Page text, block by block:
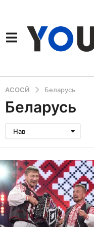
АСОСӢ Беларусь
Беларусь
Нав